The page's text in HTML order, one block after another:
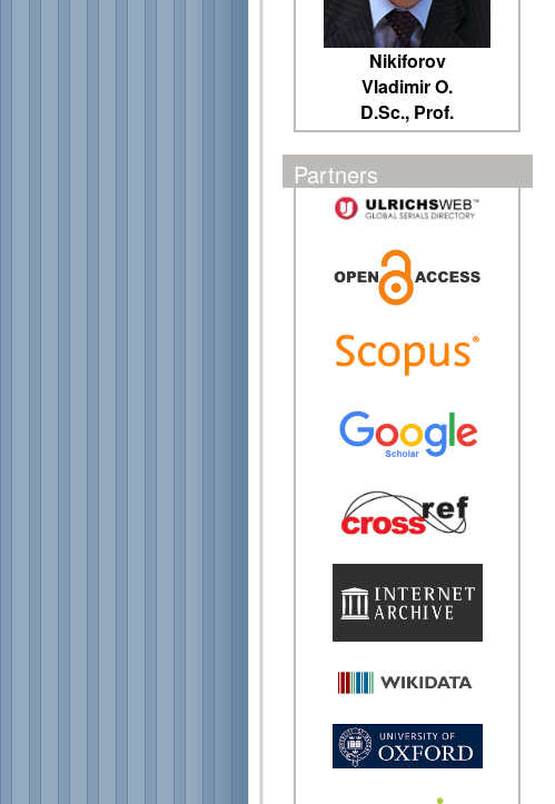
Nikiforov
Vladimir O.
D.Sc., Prof.
Partners